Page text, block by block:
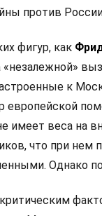
против
фигур, как
«незалежной»
к
европейской
имеет веса на
что при нем
Однако